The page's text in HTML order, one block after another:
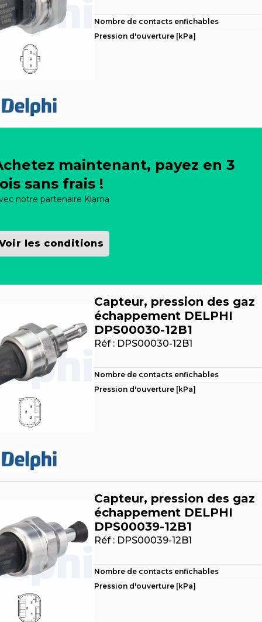
Nombre de contacts enfichables
Pression d'ouverture [kPa]
maintenant, payez en 3
sans frais !
notre partenaire Klarna
les conditions
Capteur, pression des gaz
échappement DELPHI
DPS00030-12B1
Réf : DPS00030-12B1
Nombre de contacts enfichables
Pression d'ouverture [kPa]
Capteur, pression des gaz
échappement DELPHI
DPS00039-12B1
Réf : DPS00039-12B1
Nombre de contacts enfichables
Pression d'ouverture [kPa]